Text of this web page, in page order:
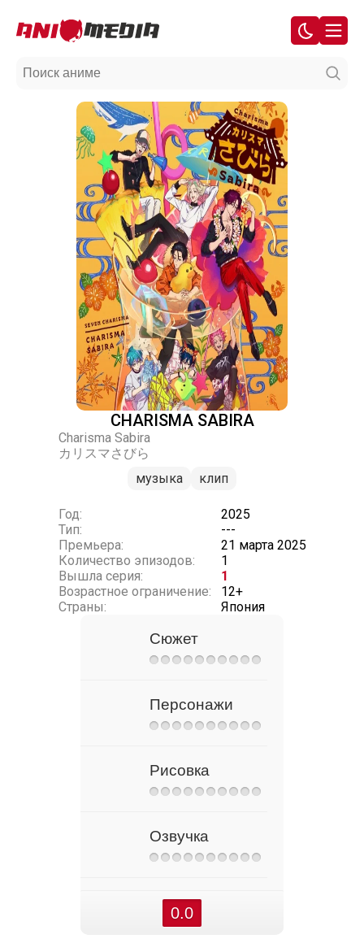
CHARISMA SABIRA
Charisma Sabira
カリスマさびら
музыка
клип
Год:
2025
Тип:
---
Премьера:
21 марта 2025
Количество эпизодов:
1
Вышла серия:
1
Возрастное ограничение:
12+
Страны:
Япония
Сюжет
Персонажи
Рисовка
Озвучка
0.0